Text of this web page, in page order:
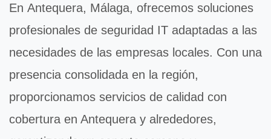
En Antequera, Málaga, ofrecemos soluciones
profesionales de seguridad IT adaptadas a las
necesidades de las empresas locales. Con una
presencia consolidada en la región,
proporcionamos servicios de calidad con
cobertura en Antequera y alrededores,